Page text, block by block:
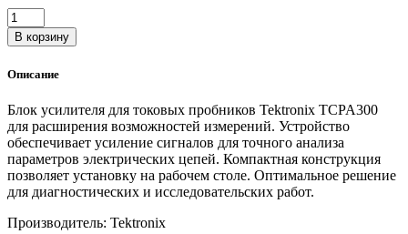
Количество
товара
Tektronix
—
усилителя
В корзину
Описание
Блок усилителя для токовых пробников Tektronix TCPA300
для расширения возможностей измерений. Устройство
обеспечивает усиление сигналов для точного анализа
параметров электрических цепей. Компактная конструкция
позволяет установку на рабочем столе. Оптимальное решение
для диагностических и исследовательских работ.
Производитель: Tektronix